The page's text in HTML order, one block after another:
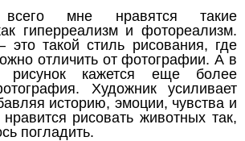
мне нравятся такие
гиперреализм и фотореализм.
такой стиль рисования, где
отличить от фотографии. А в
рисунок кажется еще более
Художник усиливает
историю, эмоции, чувства и
рисовать животных так,
погладить.